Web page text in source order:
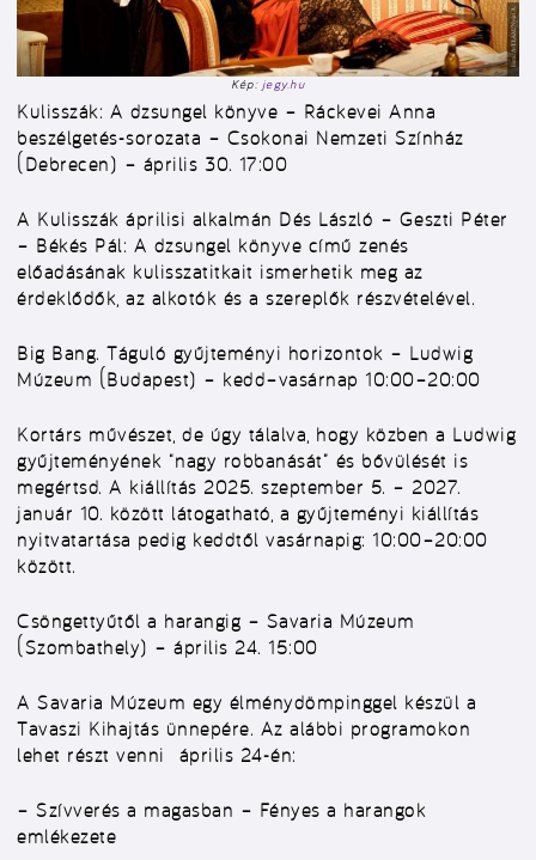
Kép: jegy.hu
Kulisszák: A dzsungel könyve – Ráckevei Anna
beszélgetés-sorozata – Csokonai Nemzeti Színház
(Debrecen) – április 30. 17:00
A Kulisszák áprilisi alkalmán Dés László – Geszti Péter
– Békés Pál: A dzsungel könyve című zenés
előadásának kulisszatitkait ismerhetik meg az
érdeklődők, az alkotók és a szereplők részvételével.
Big Bang. Táguló gyűjteményi horizontok – Ludwig
Múzeum (Budapest) – kedd–vasárnap 10:00–20:00
Kortárs művészet, de úgy tálalva, hogy közben a Ludwig
gyűjteményének “nagy robbanását” és bővülését is
megértsd. A kiállítás 2025. szeptember 5. – 2027.
január 10. között látogatható, a gyűjteményi kiállítás
nyitvatartása pedig keddtől vasárnapig: 10:00–20:00
között.
Csöngettyűtől a harangig – Savaria Múzeum
(Szombathely) – április 24. 15:00
A Savaria Múzeum egy élménydömpinggel készül a
Tavaszi Kihajtás ünnepére. Az alábbi programokon
lehet részt venni április 24-én:
– Szívverés a magasban – Fényes a harangok
emlékezete